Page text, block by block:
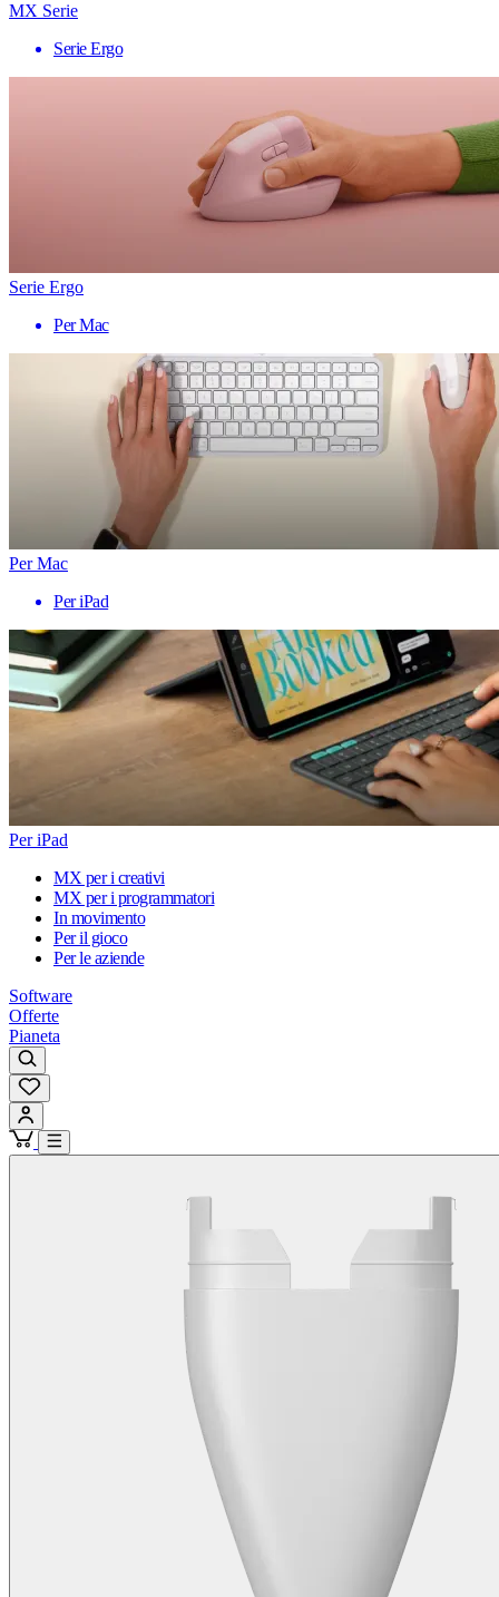
MX Serie
Serie Ergo
Serie Ergo
Per Mac
Per Mac
Per iPad
Per iPad
MX per i creativi
MX per i programmatori
In movimento
Per il gioco
Per le aziende
Software
Offerte
Pianeta